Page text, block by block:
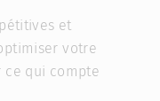
et
votre
ce qui compte